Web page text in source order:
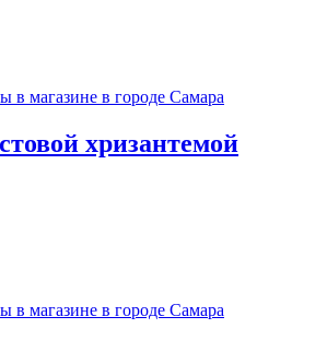
хризантемой